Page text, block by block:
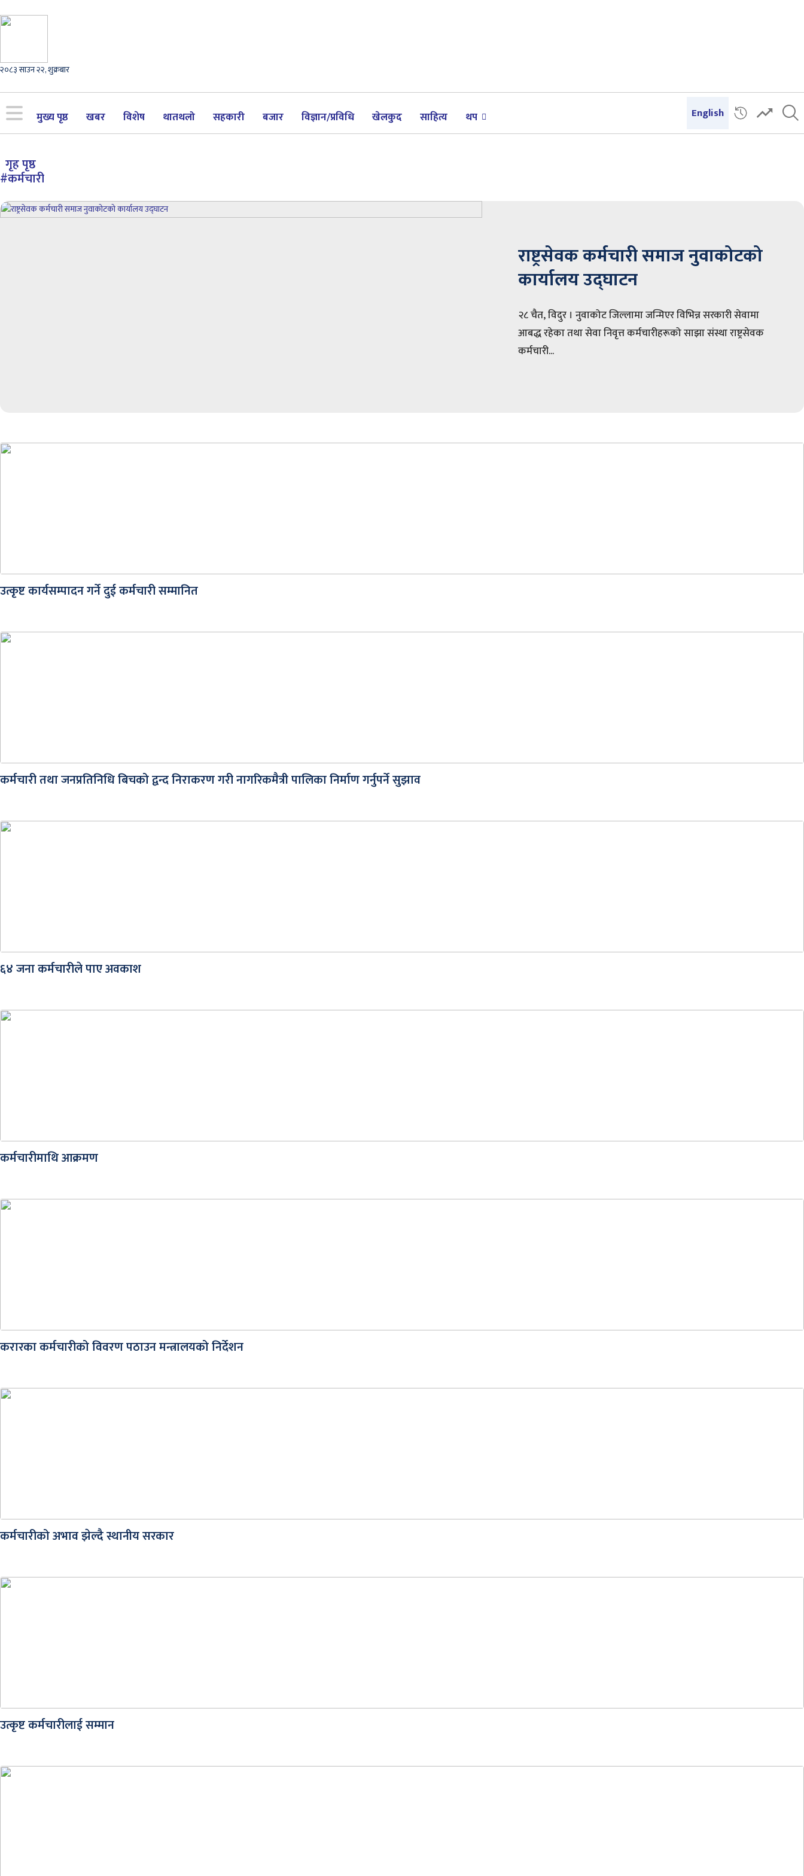
२०८३ साउन २२, शुक्रबार
मुख्य पृष्ठ खबर विशेष थातथलो सहकारी बजार विज्ञान/प्रविधि खेलकुद साहित्य थप English
गृह पृष्ठ
#कर्मचारी
राष्ट्रसेवक कर्मचारी समाज नुवाकोटको
कार्यालय उद्घाटन
२८ चैत, विदुर । नुवाकोट जिल्लामा जन्मिएर विभिन्न सरकारी सेवामा
आबद्ध रहेका तथा सेवा निवृत्त कर्मचारीहरूको साझा संस्था राष्ट्रसेवक
कर्मचारी...
उत्कृष्ट कार्यसम्पादन गर्ने दुई कर्मचारी सम्मानित
कर्मचारी तथा जनप्रतिनिधि बिचको द्वन्द निराकरण गरी नागरिकमैत्री पालिका निर्माण गर्नुपर्ने सुझाव
६४ जना कर्मचारीले पाए अवकाश
कर्मचारीमाथि आक्रमण
करारका कर्मचारीको विवरण पठाउन मन्त्रालयको निर्देशन
कर्मचारीको अभाव झेल्दै स्थानीय सरकार
उत्कृष्ट कर्मचारीलाई सम्मान